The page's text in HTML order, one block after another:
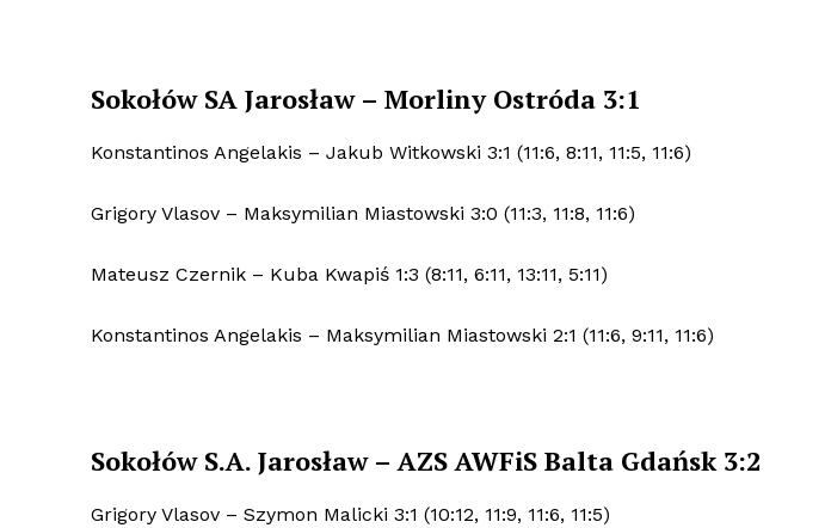
Sokołów SA Jarosław – Morliny Ostróda 3:1
Konstantinos Angelakis – Jakub Witkowski 3:1 (11:6, 8:11, 11:5, 11:6)
Grigory Vlasov – Maksymilian Miastowski 3:0 (11:3, 11:8, 11:6)
Mateusz Czernik – Kuba Kwapiś 1:3 (8:11, 6:11, 13:11, 5:11)
Konstantinos Angelakis – Maksymilian Miastowski 2:1 (11:6, 9:11, 11:6)
Sokołów S.A. Jarosław – AZS AWFiS Balta Gdańsk 3:2
Grigory Vlasov – Szymon Malicki 3:1 (10:12, 11:9, 11:6, 11:5)